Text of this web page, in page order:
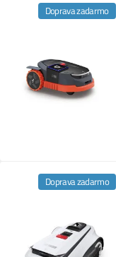
Doprava zadarmo
Doprava zadarmo